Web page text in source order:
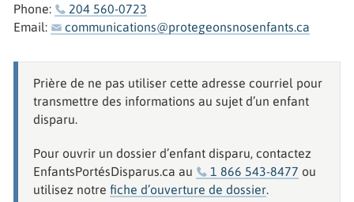
Phone:
204 560-0723
Email:
communications@protegeonsnosenfants.ca
Prière de ne pas utiliser cette adresse courriel pour
transmettre des informations au sujet d’un enfant
disparu.
Pour ouvrir un dossier d’enfant disparu, contactez
EnfantsPortésDisparus.ca au
1 866 543-8477 ou
utilisez notrefiche d’ouverture de dossier.